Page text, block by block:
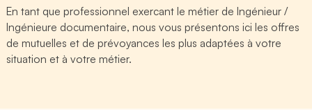
En tant que professionnel exercant le métier de Ingénieur /
Ingénieure documentaire, nous vous présentons ici les offres
de mutuelles et de prévoyances les plus adaptées à votre
situation et à votre métier.